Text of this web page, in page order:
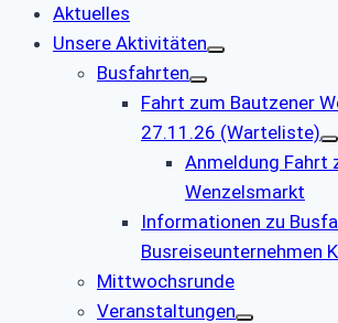
Aktuelles
Unsere Aktivitäten
Busfahrten
Fahrt zum Bautzener
27.11.26 (Warteliste)
Anmeldung Fahrt
Wenzelsmarkt
Informationen zu
Busreiseunternehmen
Mittwochsrunde
Veranstaltungen